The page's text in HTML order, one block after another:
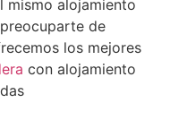
mismo alojamiento
de
los mejores
con alojamiento